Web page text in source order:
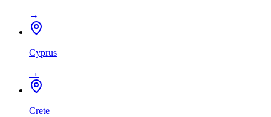
→
Cyprus
→
Crete